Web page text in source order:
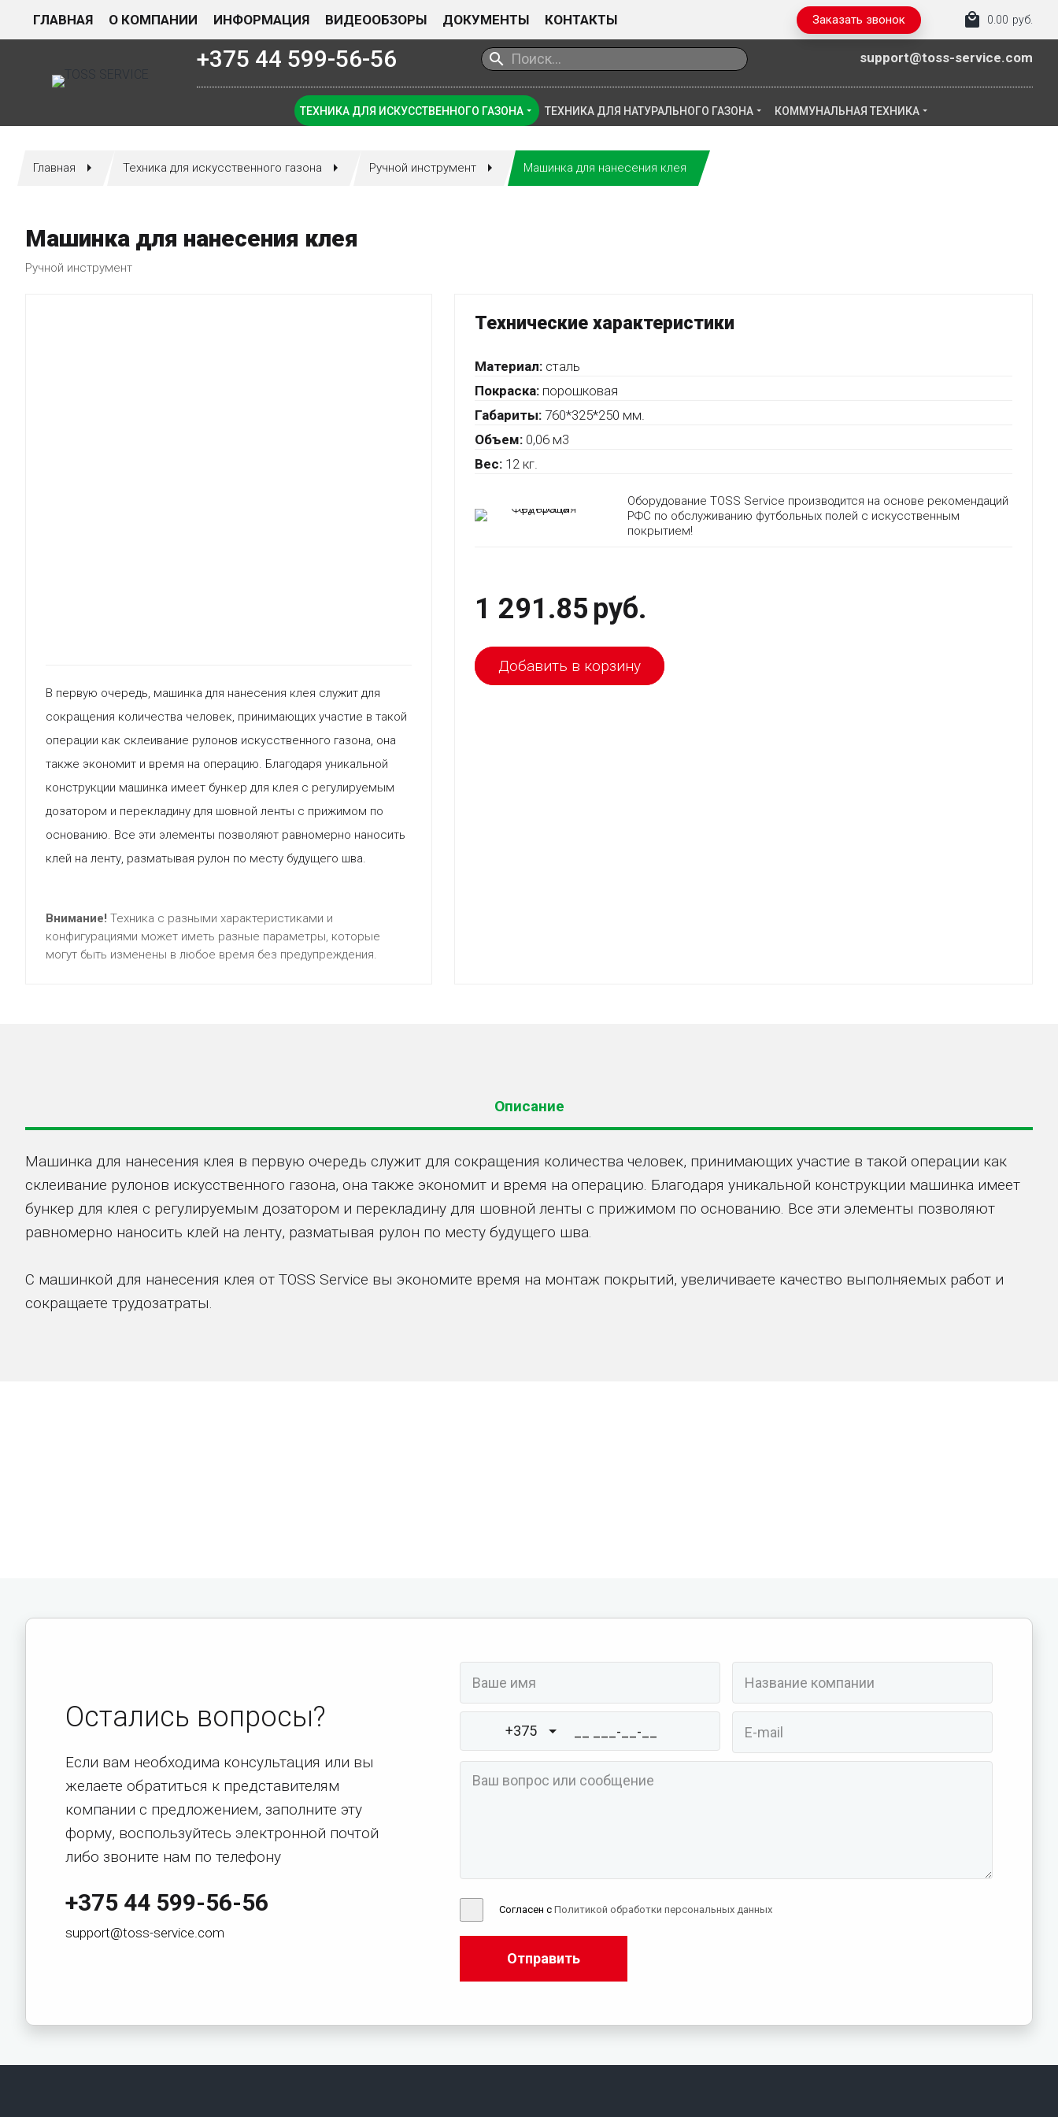
ГЛАВНАЯ О КОМПАНИИ ИНФОРМАЦИЯ ВИДЕООБЗОРЫ ДОКУМЕНТЫ КОНТАКТЫ Заказать звонок руб.
0.00
+375 44 599-56-56 support@toss-service.com
ТЕХНИКА ДЛЯ ИСКУССТВЕННОГО ГАЗОНА ТЕХНИКА ДЛЯ НАТУРАЛЬНОГО ГАЗОНА КОММУНАЛЬНАЯ ТЕХНИКА
Главная Техника для искусственного газона Ручной инструмент Машинка для нанесения клея
Машинка для нанесения клея
Ручной инструмент
В первую очередь, машинка для нанесения клея служит для
сокращения количества человек, принимающих участие в такой
операции как склеивание рулонов искусственного газона, она
также экономит и время на операцию. Благодаря уникальной
конструкции машинка имеет бункер для клея с регулируемым
дозатором и перекладину для шовной ленты с прижимом по
основанию. Все эти элементы позволяют равномерно наносить
клей на ленту, разматывая рулон по месту будущего шва.
Внимание! Техника с разными характеристиками и
конфигурациями может иметь разные параметры, которые
могут быть изменены в любое время без предупреждения.
Технические характеристики
Материал:сталь
Покраска:порошковая
Габариты:760*325*250 мм.
Объем:0,06 м3
Вес:12 кг.
Оборудование TOSS Service производится на основе рекомендаций
РФС по обслуживанию футбольных полей с искусственным
покрытием!
руб.
1 291.85
Добавить в корзину
Описание
Машинка для нанесения клея в первую очередь служит для сокращения количества человек, принимающих участие в такой операции как
склеивание рулонов искусственного газона, она также экономит и время на операцию. Благодаря уникальной конструкции машинка имеет
бункер для клея с регулируемым дозатором и перекладину для шовной ленты с прижимом по основанию. Все эти элементы позволяют
равномерно наносить клей на ленту, разматывая рулон по месту будущего шва.
С машинкой для нанесения клея от TOSS Service вы экономите время на монтаж покрытий, увеличиваете качество выполняемых работ и
сокращаете трудозатраты.
Остались вопросы?
Если вам необходима консультация или вы
желаете обратиться к представителям
компании с предложением, заполните эту
форму, воспользуйтесь электронной почтой
либо звоните нам по телефону
+375 44 599-56-56
support@toss-service.com
+375
Согласен сПолитикой обработки персональных данных
Отправить